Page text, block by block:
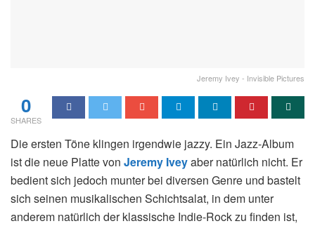
Jeremy Ivey - Invisible Pictures
0
SHARES
Die ersten Töne klingen irgendwie jazzy. Ein Jazz-Album
ist die neue Platte von Jeremy Iveyaber natürlich nicht. Er
bedient sich jedoch munter bei diversen Genre und bastelt
sich seinen musikalischen Schichtsalat, in dem unter
anderem natürlich der klassische Indie-Rock zu finden ist,